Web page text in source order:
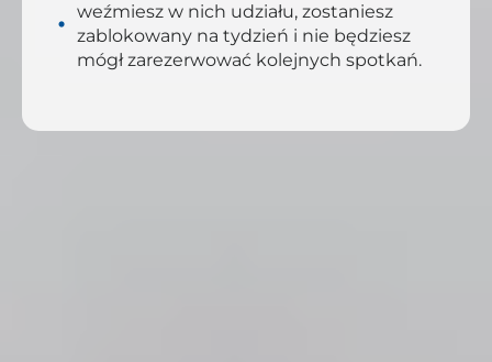
weźmiesz w nich udziału, zostaniesz
zablokowany na tydzień i nie będziesz
mógł zarezerwować kolejnych spotkań.